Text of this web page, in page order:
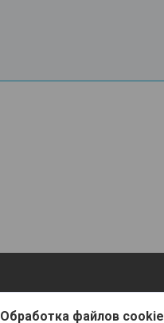
Обработка файлов cookie